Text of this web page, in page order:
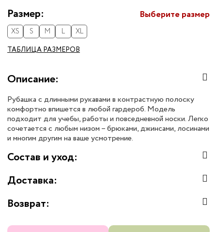
Размер:
XS S M L
XL
ТАБЛИЦА РАЗМЕРОВ
Выберите размер
Описание:
Рубашка с длинными рукавами в контрастную полоску
комфортно впишется в любой гардероб. Модель
подходит для учебы, работы и повседневной носки. Легко
сочетается с любым низом – брюками, джинсами, лосинами
и многим другим на ваше усмотрение.
Состав и уход:
Доставка:
Возврат: